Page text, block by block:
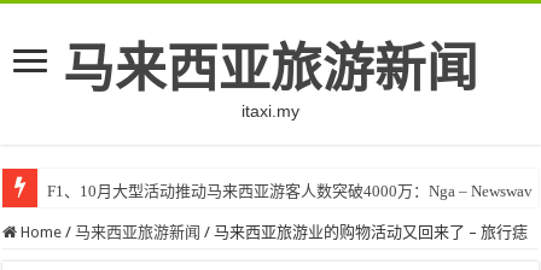
马来西亚旅游新闻
itaxi.my
F1、10月大型活动推动马来西亚游客人数突破4000万：Nga – Newswav
Home / 马来西亚旅游新闻 / 马来西亚旅游业的购物活动又回来了 – 旅行痣